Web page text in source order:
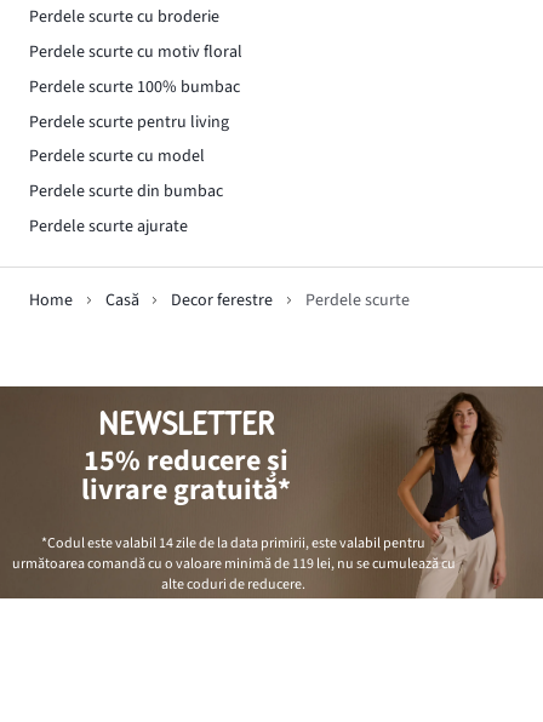
Perdele scurte cu broderie
Perdele scurte cu motiv floral
Perdele scurte 100% bumbac
Perdele scurte pentru living
Perdele scurte cu model
Perdele scurte din bumbac
Perdele scurte ajurate
Home Casă Decor ferestre Perdele scurte
NEWSLETTER
15% reducere și
livrare gratuită*
*Codul este valabil 14 zile de la data primirii, este valabil pentru
următoarea comandă cu o valoare minimă de119 lei, nu se cumulează cu
alte coduri de reducere.